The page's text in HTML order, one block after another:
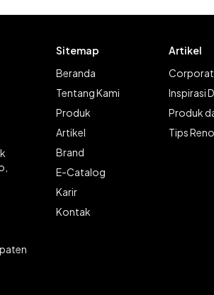
Sitemap
Beranda
Tentang Kami
Produk
Artikel
Brand
E-Catalog
Karir
Kontak
Artikel
Inspirasi
Produk
Tips